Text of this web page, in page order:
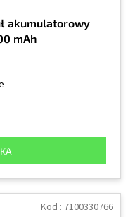
akumulatorowy
mAh
Kod : 7100330766